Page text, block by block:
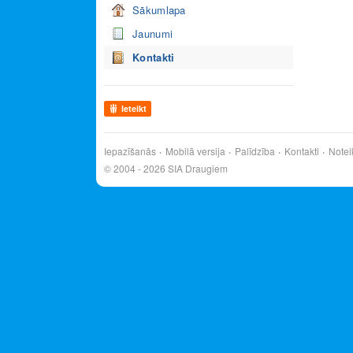
Sākumlapa
Jaunumi
Kontakti
Ieteikt
Iepazīšanās Mobilā versija Palīdzība Kontakti
© 2004 - 2026 SIA Draugiem